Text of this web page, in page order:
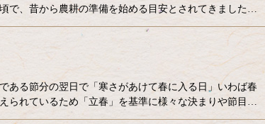
で、昔から農耕の準備を始める目安とされてきました…
ある節分の翌日で「寒さがあけて春に入る日」いわば春
られているため「立春」を基準に様々な決まりや節目…